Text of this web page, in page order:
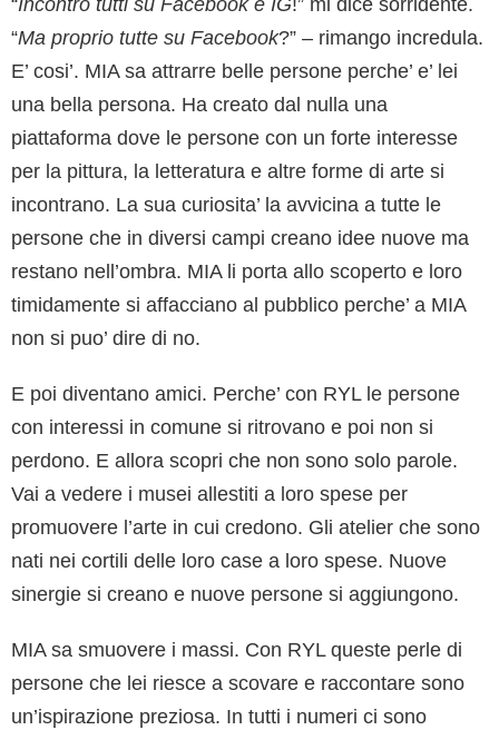
“Incontro tutti su Facebook e IG!” mi dice sorridente.
“Ma proprio tutte su Facebook?” – rimango incredula.
E’ cosi’. MIA sa attrarre belle persone perche’ e’ lei
una bella persona. Ha creato dal nulla una
piattaforma dove le persone con un forte interesse
per la pittura, la letteratura e altre forme di arte si
incontrano. La sua curiosita’ la avvicina a tutte le
persone che in diversi campi creano idee nuove ma
restano nell’ombra. MIA li porta allo scoperto e loro
timidamente si affacciano al pubblico perche’ a MIA
non si puo’ dire di no.
E poi diventano amici. Perche’ con RYL le persone
con interessi in comune si ritrovano e poi non si
perdono. E allora scopri che non sono solo parole.
Vai a vedere i musei allestiti a loro spese per
promuovere l’arte in cui credono. Gli atelier che sono
nati nei cortili delle loro case a loro spese. Nuove
sinergie si creano e nuove persone si aggiungono.
MIA sa smuovere i massi. Con RYL queste perle di
persone che lei riesce a scovare e raccontare sono
un’ispirazione preziosa. In tutti i numeri ci sono